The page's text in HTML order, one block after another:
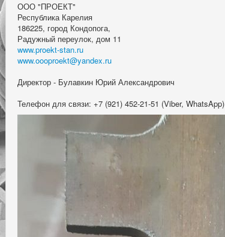
ООО "ПРОЕКТ"
Республика Карелия
186225, город Кондопога,
Радужный переулок, дом 11
www.proekt-stan.ru
www.oooproekt@yandex.ru
Директор - Булавкин Юрий Александрович
Телефон для связи: +7 (921) 452-21-51 (Viber, WhatsApp)